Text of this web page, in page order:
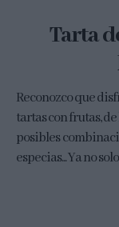
Tarta
Reconozco que
tartas con frutas,
posibles
especias... Ya no